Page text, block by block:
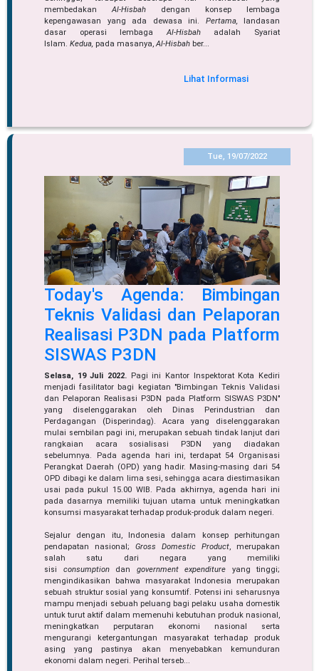
membedakanAl-Hisbah dengan konsep lembaga
kepengawasan yang ada dewasa ini. Pertama,
landasan
dasar operasi lembagaAl-Hisbah adalah Syariat
Islam. Kedua, pada masanya,Al-Hisbah ber...
Lihat Informasi
Tue, 19/07/2022
Today's Agenda: Bimbingan
Teknis Validasi dan Pelaporan
Realisasi P3DN pada Platform
SISWAS P3DN
Selasa, 19 Juli 2022. Pagi ini Kantor Inspektorat Kota Kediri
menjadi fasilitator bagi kegiatan "Bimbingan Teknis Validasi
dan Pelaporan Realisasi P3DN pada Platform SISWAS P3DN"
yang diselenggarakan oleh Dinas Perindustrian dan
Perdagangan (Disperindag). Acara yang diselenggarakan
mulai sembilan pagi ini, merupakan sebuah tindak lanjut dari
rangkaian acara sosialisasi P3DN yang diadakan
sebelumnya. Pada agenda hari ini, terdapat 54 Organisasi
Perangkat Daerah (OPD) yang hadir. Masing-masing dari 54
OPD dibagi ke dalam lima sesi, sehingga acara diestimasikan
usai pada pukul 15.00 WIB. Pada akhirnya, agenda hari ini
pada dasarnya memiliki tujuan utama untuk meningkatkan
konsumsi masyarakat terhadap produk-produk dalam negeri.
Sejalur dengan itu, Indonesia dalam konsep perhitungan
pendapatan nasional; Gross Domestic Product, merupakan
salah satu dari negara yang memiliki
sisi consumption dan government expenditure yang tinggi;
mengindikasikan bahwa masyarakat Indonesia merupakan
sebuah struktur sosial yang konsumtif. Potensi ini seharusnya
mampu menjadi sebuah peluang bagi pelaku usaha domestik
untuk turut aktif dalam memenuhi kebutuhan produk nasional,
meningkatkan perputaran ekonomi nasional serta
mengurangi ketergantungan masyarakat terhadap produk
asing yang pastinya akan menyebabkan kemunduran
ekonomi dalam negeri. Perihal terseb...